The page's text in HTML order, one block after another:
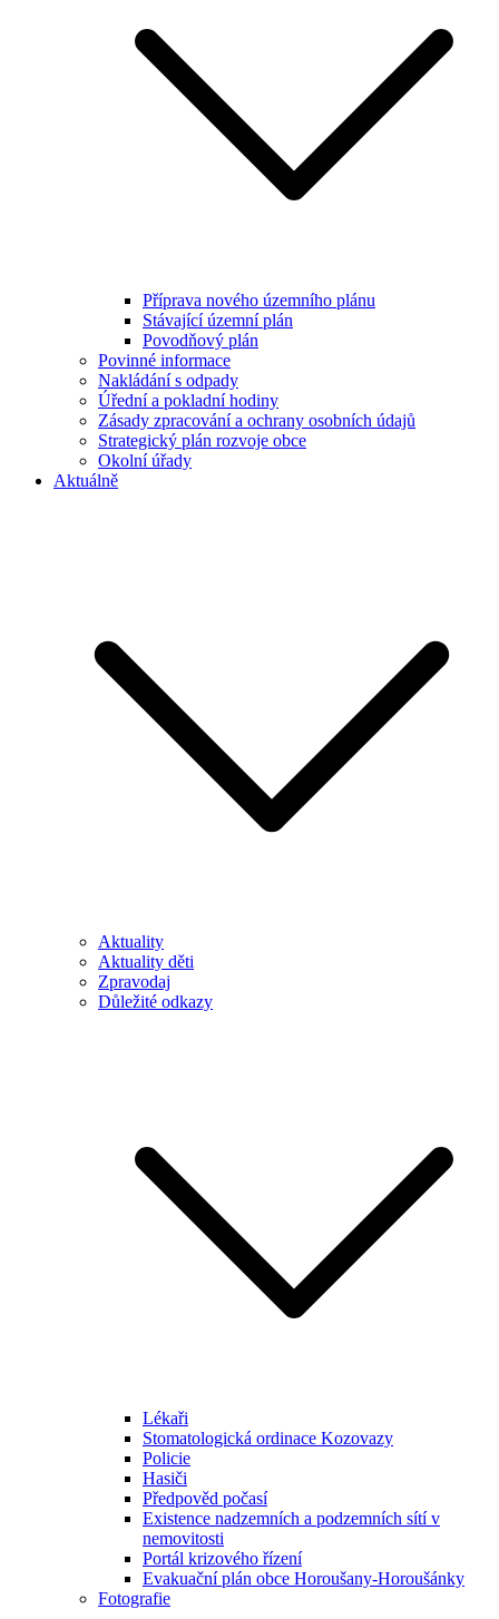
Příprava nového územního plánu
Stávající územní plán
Povodňový plán
Povinné informace
Nakládání s odpady
Úřední a pokladní hodiny
Zásady zpracování a ochrany osobních údajů
Strategický plán rozvoje obce
Okolní úřady
Aktuálně
Aktuality
Aktuality děti
Zpravodaj
Důležité odkazy
Lékaři
Stomatologická ordinace Kozovazy
Policie
Hasiči
Předpověd počasí
Existence nadzemních a podzemních sítí v
nemovitosti
Portál krizového řízení
Evakuační plán obce Horoušany-Horoušánky
Fotografie